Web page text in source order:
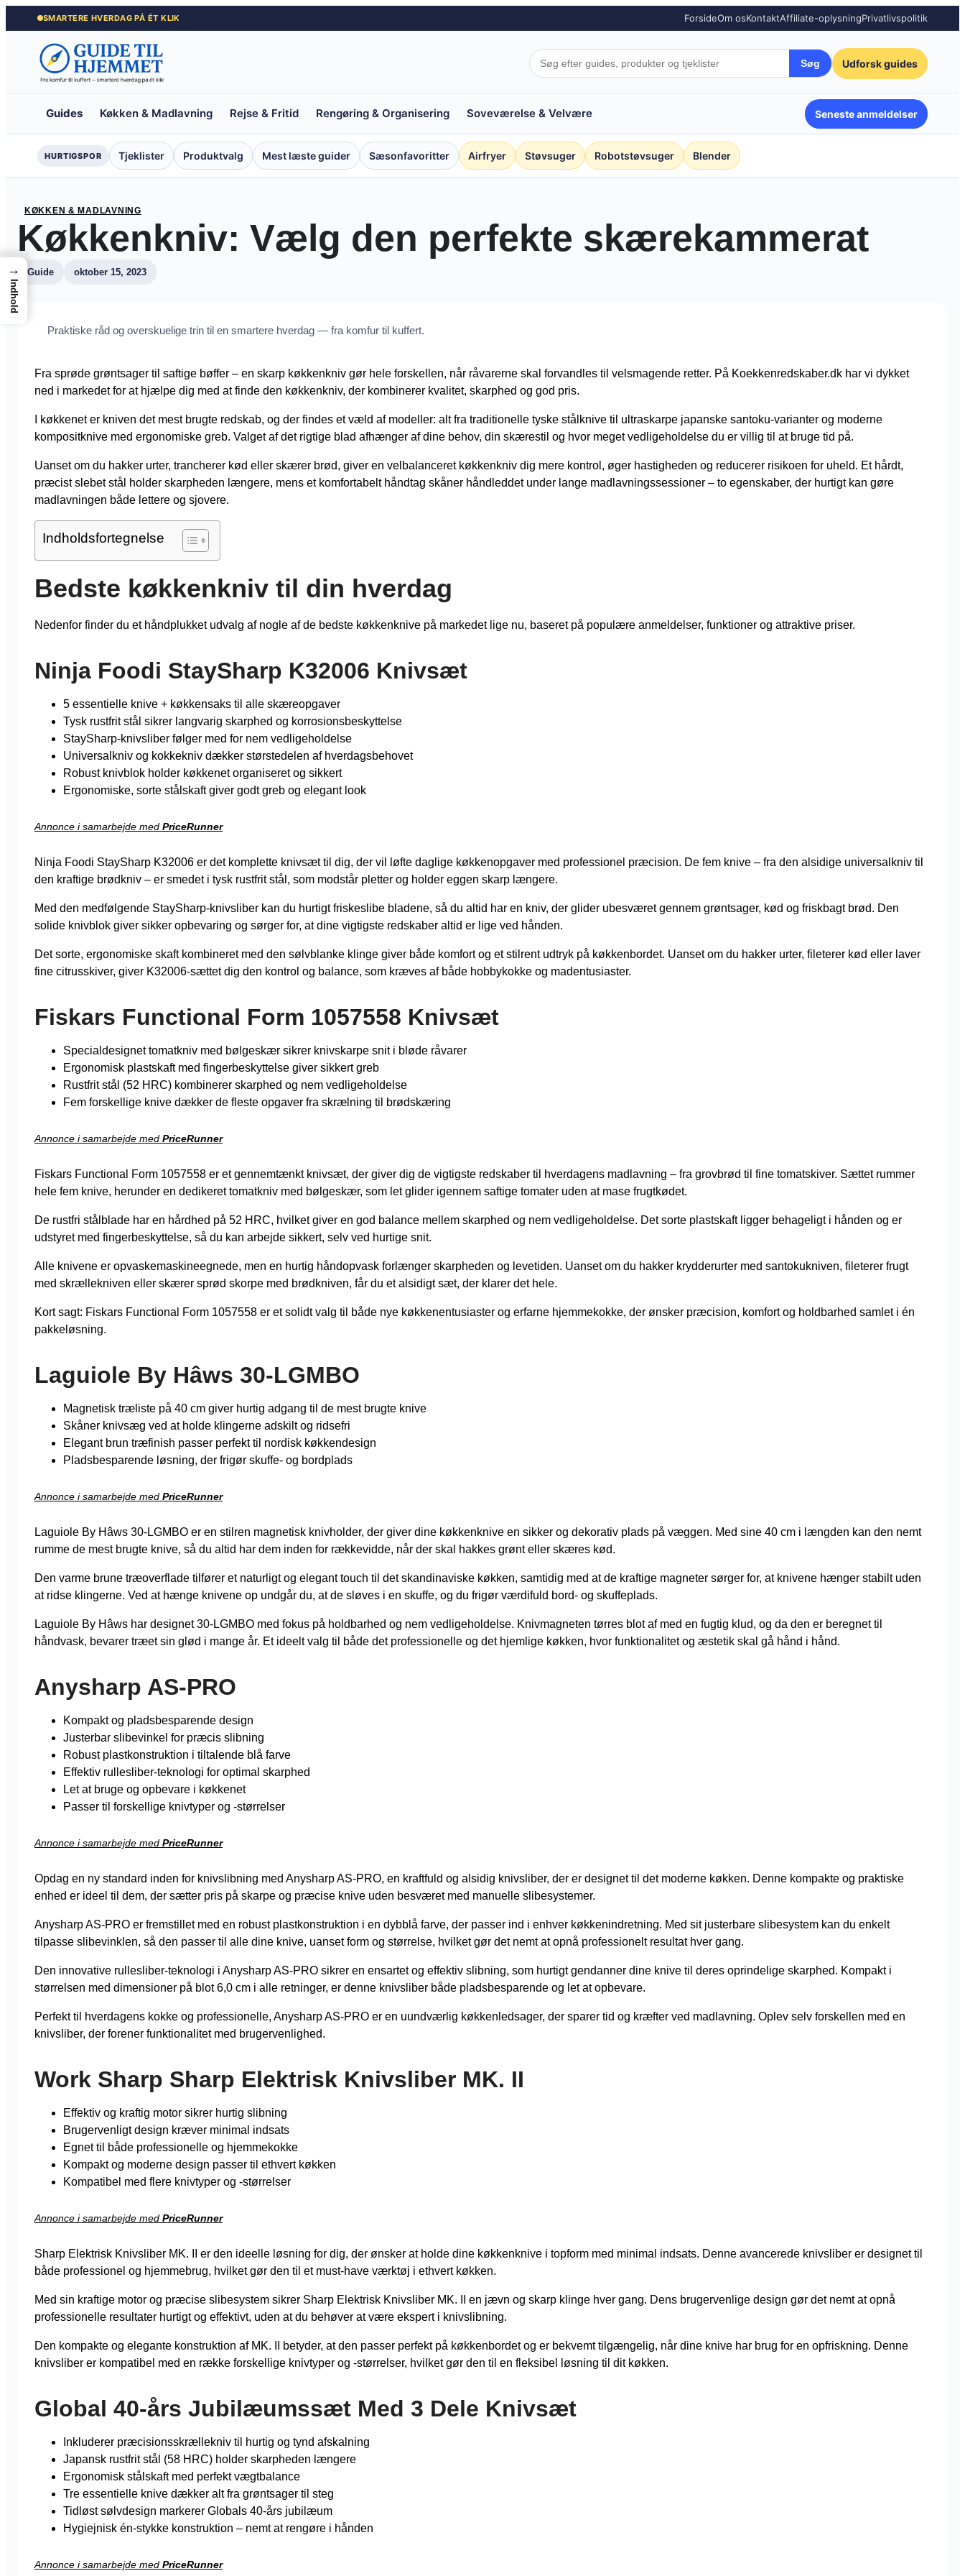
Spring
til
indhold
SMARTERE HVERDAG PÅ ÉT KLIK ForsideOm osKontaktAffiliate-oplysningPrivatlivspolitik
Søg Udforsk guides
Guides Køkken & Madlavning Rejse & Fritid Rengøring & Organisering Soveværelse & Velvære Seneste anmeldelser
HURTIGSPOR Tjeklister Produktvalg Mest læste guider Sæsonfavoritter Airfryer Støvsuger Robotstøvsuger Blender
KØKKEN & MADLAVNING
Køkkenkniv: Vælg den perfekte skærekammerat
Guide oktober 15, 2023
Praktiske råd og overskuelige trin til en smartere hverdag — fra komfur til kuffert.
Fra sprøde grøntsager til saftige bøffer – en skarp køkkenkniv gør hele forskellen, når råvarerne skal forvandles til velsmagende retter. På Koekkenredskaber.dk har vi dykket
ned i markedet for at hjælpe dig med at finde den køkkenkniv, der kombinerer kvalitet, skarphed og god pris.
I køkkenet er kniven det mest brugte redskab, og der findes et væld af modeller: alt fra traditionelle tyske stålknive til ultraskarpe japanske santoku-varianter og moderne
kompositknive med ergonomiske greb. Valget af det rigtige blad afhænger af dine behov, din skærestil og hvor meget vedligeholdelse du er villig til at bruge tid på.
Uanset om du hakker urter, trancherer kød eller skærer brød, giver en velbalanceret køkkenkniv dig mere kontrol, øger hastigheden og reducerer risikoen for uheld. Et hårdt,
præcist slebet stål holder skarpheden længere, mens et komfortabelt håndtag skåner håndleddet under lange madlavningssessioner – to egenskaber, der hurtigt kan gøre
madlavningen både lettere og sjovere.
Indholdsfortegnelse
Bedste køkkenkniv til din hverdag
Nedenfor finder du et håndplukket udvalg af nogle af de bedste køkkenknive på markedet lige nu, baseret på populære anmeldelser, funktioner og attraktive priser.
Ninja Foodi StaySharp K32006 Knivsæt
5 essentielle knive + køkkensaks til alle skæreopgaver
Tysk rustfrit stål sikrer langvarig skarphed og korrosions­beskyttelse
StaySharp-knivsliber følger med for nem vedligeholdelse
Universalkniv og kokkekniv dækker størstedelen af hverdagsbehovet
Robust knivblok holder køkkenet organiseret og sikkert
Ergonomiske, sorte stålskaft giver godt greb og elegant look
Annonce i samarbejde med PriceRunner
Ninja Foodi StaySharp K32006 er det komplette knivsæt til dig, der vil løfte daglige køkkenopgaver med professionel præcision. De fem knive – fra den alsidige universalkniv til
den kraftige brødkniv – er smedet i tysk rustfrit stål, som modstår pletter og holder eggen skarp længere.
Med den medfølgende StaySharp-knivsliber kan du hurtigt friskeslibe bladene, så du altid har en kniv, der glider ubesværet gennem grøntsager, kød og friskbagt brød. Den
solide knivblok giver sikker opbevaring og sørger for, at dine vigtigste redskaber altid er lige ved hånden.
Det sorte, ergonomiske skaft kombineret med den sølvblanke klinge giver både komfort og et stilrent udtryk på køkkenbordet. Uanset om du hakker urter, fileterer kød eller laver
fine citrusskiver, giver K32006-sættet dig den kontrol og balance, som kræves af både hobbykokke og madentusiaster.
Fiskars Functional Form 1057558 Knivsæt
Specialdesignet tomatkniv med bølgeskær sikrer knivskarpe snit i bløde råvarer
Ergonomisk plastskaft med fingerbeskyttelse giver sikkert greb
Rustfrit stål (52 HRC) kombinerer skarphed og nem vedligeholdelse
Fem forskellige knive dækker de fleste opgaver fra skrælning til brødskæring
Annonce i samarbejde med PriceRunner
Fiskars Functional Form 1057558 er et gennemtænkt knivsæt, der giver dig de vigtigste redskaber til hverdagens madlavning – fra grovbrød til fine tomatskiver. Sættet rummer
hele fem knive, herunder en dedikeret tomatkniv med bølgeskær, som let glider igennem saftige tomater uden at mase frugtkødet.
De rustfri stålblade har en hårdhed på 52 HRC, hvilket giver en god balance mellem skarphed og nem vedligeholdelse. Det sorte plastskaft ligger behageligt i hånden og er
udstyret med fingerbeskyttelse, så du kan arbejde sikkert, selv ved hurtige snit.
Alle knivene er opvaskemaskineegnede, men en hurtig håndopvask forlænger skarpheden og levetiden. Uanset om du hakker krydderurter med santokukniven, fileterer frugt
med skrællekniven eller skærer sprød skorpe med brødkniven, får du et alsidigt sæt, der klarer det hele.
Kort sagt: Fiskars Functional Form 1057558 er et solidt valg til både nye køkkenentusiaster og erfarne hjemmekokke, der ønsker præcision, komfort og holdbarhed samlet i én
pakkeløsning.
Laguiole By Hâws 30-LGMBO
Magnetisk træliste på 40 cm giver hurtig adgang til de mest brugte knive
Skåner knivsæg ved at holde klingerne adskilt og ridsefri
Elegant brun træfinish passer perfekt til nordisk køkkendesign
Pladsbesparende løsning, der frigør skuffe- og bordplads
Annonce i samarbejde med PriceRunner
Laguiole By Hâws 30-LGMBO er en stilren magnetisk knivholder, der giver dine køkkenknive en sikker og dekorativ plads på væggen. Med sine 40 cm i længden kan den nemt
rumme de mest brugte knive, så du altid har dem inden for rækkevidde, når der skal hakkes grønt eller skæres kød.
Den varme brune træoverflade tilfører et naturligt og elegant touch til det skandinaviske køkken, samtidig med at de kraftige magneter sørger for, at knivene hænger stabilt uden
at ridse klingerne. Ved at hænge knivene op undgår du, at de sløves i en skuffe, og du frigør værdifuld bord- og skuffeplads.
Laguiole By Hâws har designet 30-LGMBO med fokus på holdbarhed og nem vedligeholdelse. Knivmagneten tørres blot af med en fugtig klud, og da den er beregnet til
håndvask, bevarer træet sin glød i mange år. Et ideelt valg til både det professionelle og det hjemlige køkken, hvor funktionalitet og æstetik skal gå hånd i hånd.
Anysharp AS-PRO
Kompakt og pladsbesparende design
Justerbar slibevinkel for præcis slibning
Robust plastkonstruktion i tiltalende blå farve
Effektiv rullesliber-teknologi for optimal skarphed
Let at bruge og opbevare i køkkenet
Passer til forskellige knivtyper og -størrelser
Annonce i samarbejde med PriceRunner
Opdag en ny standard inden for knivslibning med Anysharp AS-PRO, en kraftfuld og alsidig knivsliber, der er designet til det moderne køkken. Denne kompakte og praktiske
enhed er ideel til dem, der sætter pris på skarpe og præcise knive uden besværet med manuelle slibesystemer.
Anysharp AS-PRO er fremstillet med en robust plastkonstruktion i en dybblå farve, der passer ind i enhver køkkenindretning. Med sit justerbare slibesystem kan du enkelt
tilpasse slibevinklen, så den passer til alle dine knive, uanset form og størrelse, hvilket gør det nemt at opnå professionelt resultat hver gang.
Den innovative rullesliber-teknologi i Anysharp AS-PRO sikrer en ensartet og effektiv slibning, som hurtigt gendanner dine knive til deres oprindelige skarphed. Kompakt i
størrelsen med dimensioner på blot 6,0 cm i alle retninger, er denne knivsliber både pladsbesparende og let at opbevare.
Perfekt til hverdagens kokke og professionelle, Anysharp AS-PRO er en uundværlig køkkenledsager, der sparer tid og kræfter ved madlavning. Oplev selv forskellen med en
knivsliber, der forener funktionalitet med brugervenlighed.
Work Sharp Sharp Elektrisk Knivsliber MK. II
Effektiv og kraftig motor sikrer hurtig slibning
Brugervenligt design kræver minimal indsats
Egnet til både professionelle og hjemmekokke
Kompakt og moderne design passer til ethvert køkken
Kompatibel med flere knivtyper og -størrelser
Annonce i samarbejde med PriceRunner
Sharp Elektrisk Knivsliber MK. II er den ideelle løsning for dig, der ønsker at holde dine køkkenknive i topform med minimal indsats. Denne avancerede knivsliber er designet til
både professionel og hjemmebrug, hvilket gør den til et must-have værktøj i ethvert køkken.
Med sin kraftige motor og præcise slibesystem sikrer Sharp Elektrisk Knivsliber MK. II en jævn og skarp klinge hver gang. Dens brugervenlige design gør det nemt at opnå
professionelle resultater hurtigt og effektivt, uden at du behøver at være ekspert i knivslibning.
Den kompakte og elegante konstruktion af MK. II betyder, at den passer perfekt på køkkenbordet og er bekvemt tilgængelig, når dine knive har brug for en opfriskning. Denne
knivsliber er kompatibel med en række forskellige knivtyper og -størrelser, hvilket gør den til en fleksibel løsning til dit køkken.
Global 40-års Jubilæumssæt Med 3 Dele Knivsæt
Inkluderer præcisionsskrællekniv til hurtig og tynd afskalning
Japansk rustfrit stål (58 HRC) holder skarpheden længere
Ergonomisk stålskaft med perfekt vægtbalance
Tre essentielle knive dækker alt fra grøntsager til steg
Tidløst sølvdesign markerer Globals 40-års jubilæum
Hygiejnisk én-stykke konstruktion – nemt at rengøre i hånden
Annonce i samarbejde med PriceRunner
→
Indhold